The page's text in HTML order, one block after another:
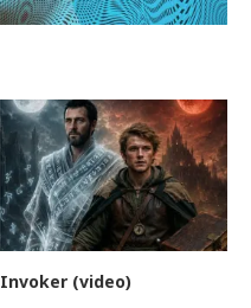
Invoker (video)